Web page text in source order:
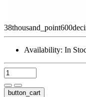
Availability: In
button_cart